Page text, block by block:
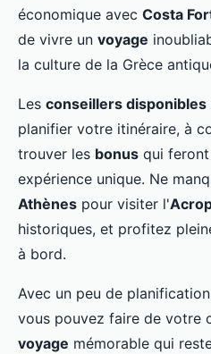
économique avec Costa
de vivre un voyage
la culture de la Grèce
Les conseillers disponibles
planifier votre itinéraire, à
trouver les bonus qui
expérience unique. Ne
Athènes pour visiter l'
historiques, et profitez
à bord.
Avec un peu de
vous pouvez faire de votre
voyage mémorable qui